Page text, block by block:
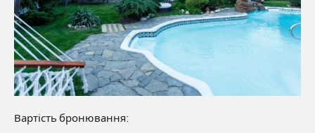
Вартість бронювання: